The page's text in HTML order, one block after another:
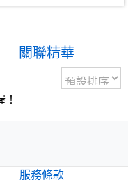
關聯精華
服務條款